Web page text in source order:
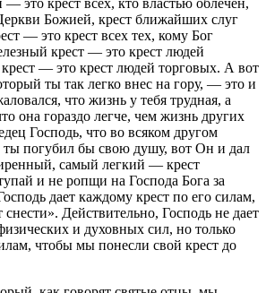
Божией, крест ближайших слуг
— это крест всех тех, кому Бог
крест — это крест людей
— это крест людей торговых. А вот
ты так легко внес на гору, — это и
что жизнь у тебя трудная, а
она гораздо легче, чем жизнь других
Господь, что во всяком другом
погубил бы свою душу, вот Он и дал
самый легкий — крест
и не ропщи на Господа Бога за
дает каждому крест по его силам,
Действительно, Господь не дает
и духовных сил, но только
чтобы мы понесли свой крест до